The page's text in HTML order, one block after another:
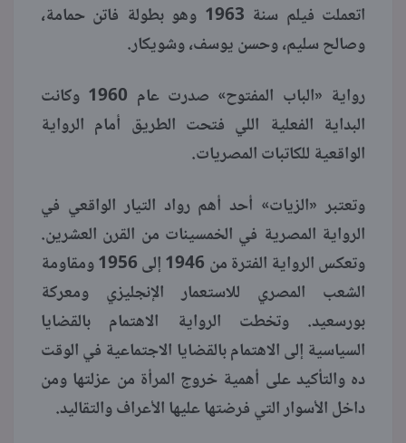
اتعملت فيلم سنة 1963 وهو بطولة فاتن حمامة،
وصالح سليم، وحسن يوسف، وشويكار.
رواية «الباب المفتوح» صدرت عام 1960 وكانت
البداية الفعلية اللي فتحت الطريق أمام الرواية
الواقعية للكاتبات المصريات.
وتعتبر «الزيات» أحد أهم رواد التيار الواقعي في
الرواية المصرية في الخمسينات من القرن العشرين.
وتعكس الرواية الفترة من 1946 إلى 1956 ومقاومة
الشعب المصري للاستعمار الإنجليزي ومعركة
بورسعيد. وتخطت الرواية الاهتمام بالقضايا
السياسية إلى الاهتمام بالقضايا الاجتماعية في الوقت
ده والتأكيد على أهمية خروج المرأة من عزلتها ومن
داخل الأسوار التي فرضتها عليها الأعراف والتقاليد.